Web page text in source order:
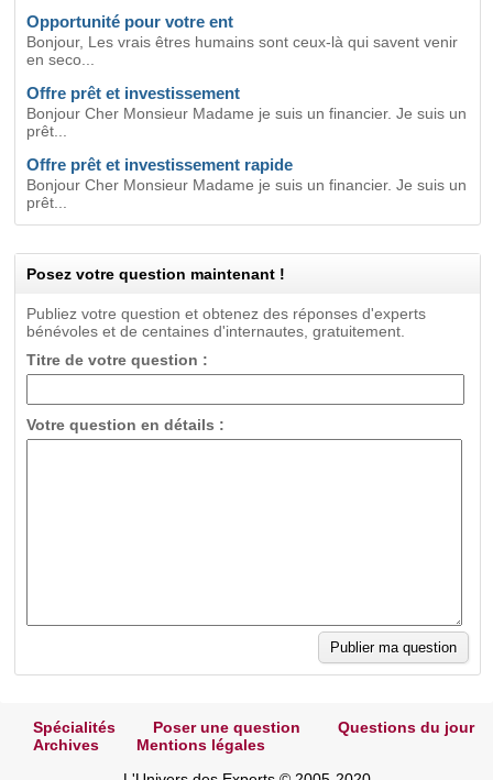
Opportunité pour votre ent
Bonjour, Les vrais êtres humains sont ceux-là qui savent venir
en seco...
Offre prêt et investissement
Bonjour Cher Monsieur Madame je suis un financier. Je suis un
prêt...
Offre prêt et investissement rapide
Bonjour Cher Monsieur Madame je suis un financier. Je suis un
prêt...
Posez votre question maintenant !
Publiez votre question et obtenez des réponses d'experts
bénévoles et de centaines d'internautes, gratuitement.
Titre de votre question :
Votre question en détails :
Spécialités Poser une question
Questions du jour
Archives
Mentions légales